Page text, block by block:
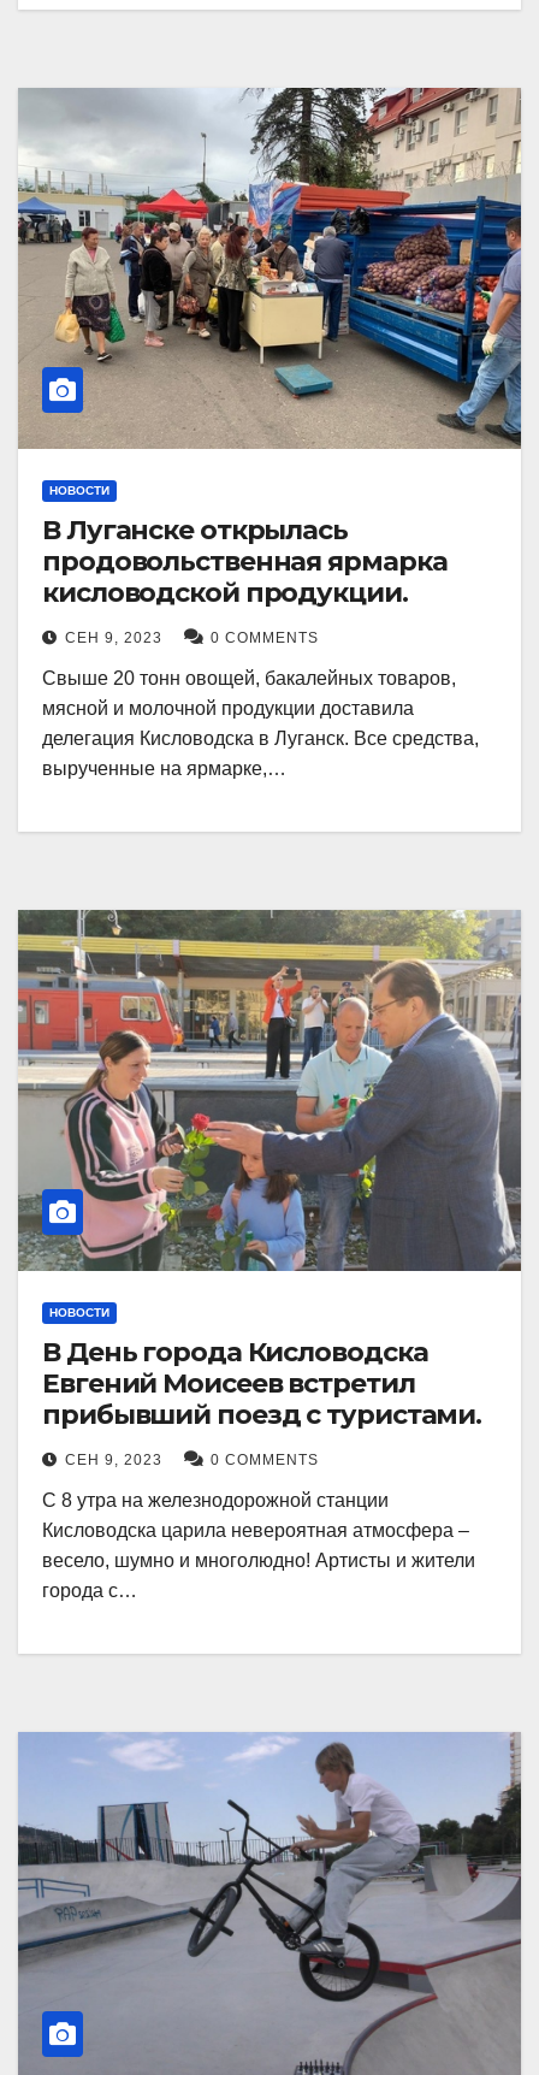
НОВОСТИ
В Луганске открылась
продовольственная ярмарка
кисловодской продукции.
СЕН 9, 2023 0 COMMENTS
Свыше 20 тонн овощей, бакалейных товаров,
мясной и молочной продукции доставила
делегация Кисловодска в Луганск. Все средства,
вырученные на ярмарке,…
НОВОСТИ
В День города Кисловодска
Евгений Моисеев встретил
прибывший поезд с туристами.
СЕН 9, 2023 0 COMMENTS
С 8 утра на железнодорожной станции
Кисловодска царила невероятная атмосфера –
весело, шумно и многолюдно! Артисты и жители
города с…